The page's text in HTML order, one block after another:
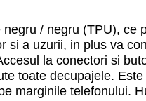
/ negru (TPU), ce
si a uzurii, in plus va
la conectori si
toate decupajele.
marginile telefonului.